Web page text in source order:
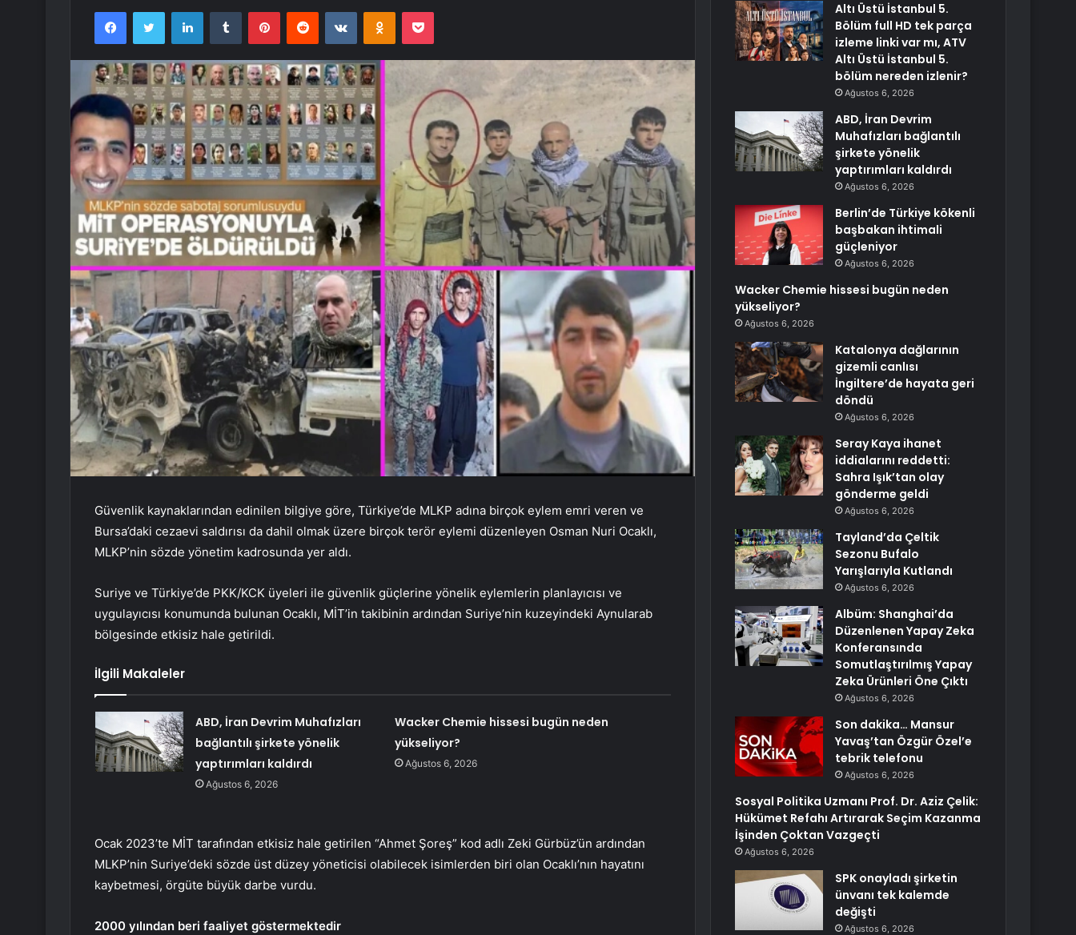
FacebookTwitter LinkedInTumblr PinterestReddit VKontakteOdnoklassniki
Pocket
Güvenlik kaynaklarından edinilen bilgiye göre, Türkiye’de MLKP adına birçok eylem emri veren ve
Bursa’daki cezaevi saldırısı da dahil olmak üzere birçok terör eylemi düzenleyen Osman Nuri Ocaklı,
MLKP’nin sözde yönetim kadrosunda yer aldı.
Suriye ve Türkiye’de PKK/KCK üyeleri ile güvenlik güçlerine yönelik eylemlerin planlayıcısı ve
uygulayıcısı konumunda bulunan Ocaklı, MİT’in takibinin ardından Suriye’nin kuzeyindeki Aynularab
bölgesinde etkisiz hale getirildi.
İlgili Makaleler
ABD, İran Devrim Muhafızları
bağlantılı şirkete yönelik
yaptırımları kaldırdı
Ağustos 6, 2026
Wacker Chemie hissesi bugün neden
yükseliyor?
Ağustos 6, 2026
Ocak 2023’te MİT tarafından etkisiz hale getirilen “Ahmet Şoreş” kod adlı Zeki Gürbüz’ün ardından
MLKP’nin Suriye’deki sözde üst düzey yöneticisi olabilecek isimlerden biri olan Ocaklı’nın hayatını
kaybetmesi, örgüte büyük darbe vurdu.
2000 yılından beri faaliyet göstermektedir
Altı Üstü İstanbul 5.
Bölüm full HD tek parça
izleme linki var mı, ATV
Altı Üstü İstanbul 5.
bölüm nereden izlenir?
Ağustos 6, 2026
ABD, İran Devrim
Muhafızları bağlantılı
şirkete yönelik
yaptırımları kaldırdı
Ağustos 6, 2026
Berlin’de Türkiye kökenli
başbakan ihtimali
güçleniyor
Ağustos 6, 2026
Wacker Chemie hissesi bugün neden
yükseliyor?
Ağustos 6, 2026
Katalonya dağlarının
gizemli canlısı
İngiltere’de hayata geri
döndü
Ağustos 6, 2026
Seray Kaya ihanet
iddialarını reddetti:
Sahra Işık’tan olay
gönderme geldi
Ağustos 6, 2026
Tayland’da Çeltik
Sezonu Bufalo
Yarışlarıyla Kutlandı
Ağustos 6, 2026
Albüm: Shanghai’da
Düzenlenen Yapay Zeka
Konferansında
Somutlaştırılmış Yapay
Zeka Ürünleri Öne Çıktı
Ağustos 6, 2026
Son dakika… Mansur
Yavaş’tan Özgür Özel’e
tebrik telefonu
Ağustos 6, 2026
Sosyal Politika Uzmanı Prof. Dr. Aziz Çelik:
Hükümet Refahı Artırarak Seçim Kazanma
İşinden Çoktan Vazgeçti
Ağustos 6, 2026
SPK onayladı şirketin
ünvanı tek kalemde
değişti
Ağustos 6, 2026